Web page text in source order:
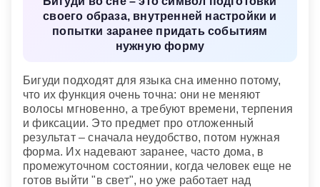
своего образа, внутренней настройки и
попытки заранее придать событиям
нужную форму
Бигуди подходят для языка сна именно потому,
что их функция очень точна: они не меняют
волосы мгновенно, а требуют времени, терпения
и фиксации. Это предмет про отложенный
результат – сначала неудобство, потом нужная
форма. Их надевают заранее, часто дома, в
промежуточном состоянии, когда человек еще не
готов выйти "в свет", но уже работает над